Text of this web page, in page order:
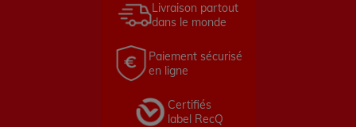
Livraison partout
dans le monde
Paiement sécurisé
en ligne
Certifiés
label RecQ